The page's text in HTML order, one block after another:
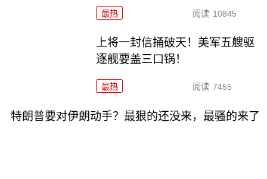
最热 阅读 10845
上将一封信捅破天！美军五艘驱
逐舰要盖三口锅！
最热 阅读 7455
特朗普要对伊朗动手？最狠的还没来，最骚的来了